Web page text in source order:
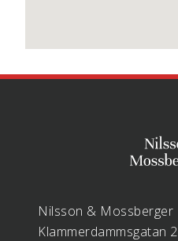
Nilsson & Mossberger
Klammerdammsgatan 2